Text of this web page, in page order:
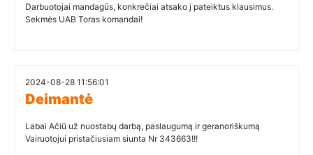
Darbuotojai mandagūs, konkrečiai atsako į pateiktus klausimus.
Sekmės UAB Toras komandai!
2024-08-28 11:56:01
Deimantė
Labai Ačiū už nuostabų darbą, paslaugumą ir geranoriškumą
Vairuotojui pristačiusiam siunta Nr 343663!!!